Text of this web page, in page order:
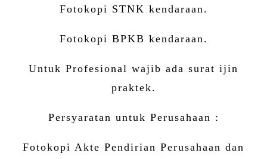
Fotokopi STNK kendaraan.
Fotokopi BPKB kendaraan.
Untuk Profesional wajib ada surat ijin
praktek.
Persyaratan untuk Perusahaan :
Fotokopi Akte Pendirian Perusahaan dan